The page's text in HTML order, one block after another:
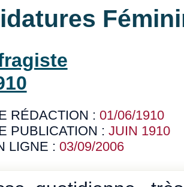
RÉDACTION : 01/06/1910
PUBLICATION : JUIN 1910
LIGNE : 03/09/2006